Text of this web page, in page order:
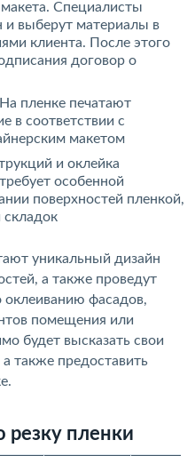
Специалисты
и выберут материалы в
клиента. После этого
договор о
пленке печатают
в соответствии с
макетом
и оклейка
особенной
поверхностей пленкой,
уникальный дизайн
а также проведут
оклеиванию фасадов,
помещения или
будет высказать свои
также предоставить
резку пленки